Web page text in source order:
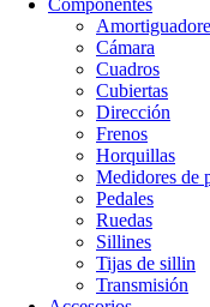
Componentes
Cámara
Cuadros
Cubiertas
Dirección
Frenos
Horquillas
Medidores de
Pedales
Ruedas
Sillines
Tijas de sillin
Transmisión